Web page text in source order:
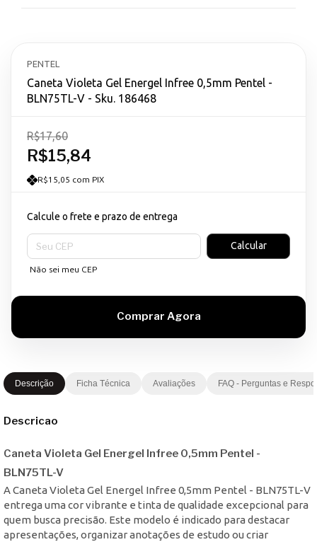
PENTEL
Caneta Violeta Gel Energel Infree 0,5mm Pentel -
BLN75TL-V - Sku. 186468
R$15,84
R$17,60
R$15,05 com PIX
Calcule o frete e prazo de entrega
Entregas para o CEP:
Calcular
Não sei meu CEP
Descrição Ficha Técnica Avaliações FAQ - Perguntas e
Descricao
Caneta Violeta Gel Energel Infree 0,5mm Pentel -
BLN75TL-V
A Caneta Violeta Gel Energel Infree 0,5mm Pentel - BLN75TL-V
entrega uma cor vibrante e tinta de qualidade excepcional para
quem busca precisão. Este modelo é indicado para destacar
apresentações, organizar anotações de estudo ou criar